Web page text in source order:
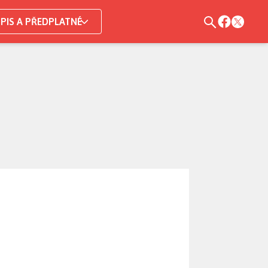
A PŘEDPLATNÉ